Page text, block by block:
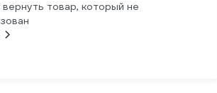
товар, который не